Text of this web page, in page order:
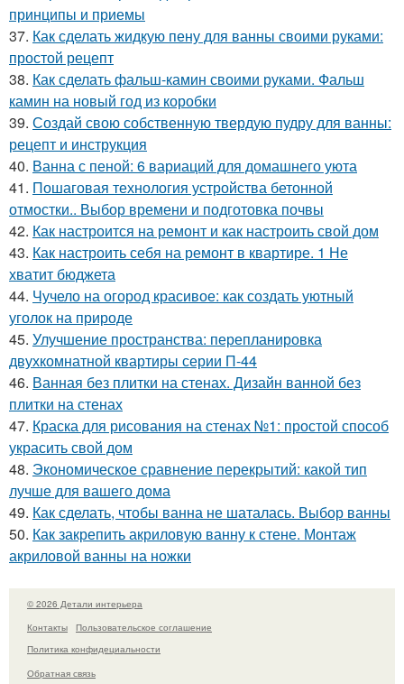
принципы и приемы
37. Как сделать жидкую пену для ванны своими руками:
простой рецепт
38. Как сделать фальш-камин своими руками. Фальш
камин на новый год из коробки
39. Создай свою собственную твердую пудру для ванны:
рецепт и инструкция
40. Ванна с пеной: 6 вариаций для домашнего уюта
41. Пошаговая технология устройства бетонной
отмостки.. Выбор времени и подготовка почвы
42. Как настроится на ремонт и как настроить свой дом
43. Как настроить себя на ремонт в квартире. 1 Не
хватит бюджета
44. Чучело на огород красивое: как создать уютный
уголок на природе
45. Улучшение пространства: перепланировка
двухкомнатной квартиры серии П-44
46. Ванная без плитки на стенах. Дизайн ванной без
плитки на стенах
47. Краска для рисования на стенах №1: простой способ
украсить свой дом
48. Экономическое сравнение перекрытий: какой тип
лучше для вашего дома
49. Как сделать, чтобы ванна не шаталась. Выбор ванны
50. Как закрепить акриловую ванну к стене. Монтаж
акриловой ванны на ножки
© 2026 Детали интерьера
Контакты
Пользовательское соглашение
Политика конфидециальности
Обратная связь